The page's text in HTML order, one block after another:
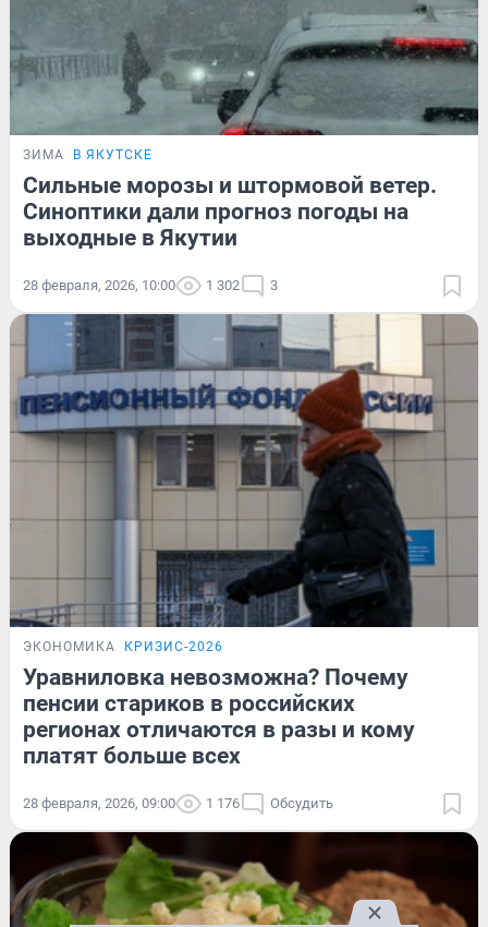
ЗИМА В ЯКУТСКЕ
Сильные морозы и штормовой ветер.
Синоптики дали прогноз погоды на
выходные в Якутии
28 февраля, 2026, 10:00 1 302 3
ЭКОНОМИКА КРИЗИС-2026
Уравниловка невозможна? Почему
пенсии стариков в российских
регионах отличаются в разы и кому
платят больше всех
28 февраля, 2026, 09:00 1 176 Обсудить